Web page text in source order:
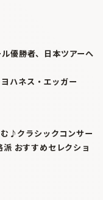
優勝者、日本ツアーへ
ハネス・エッガー
♪クラシックコンサー
おすすめセレクショ